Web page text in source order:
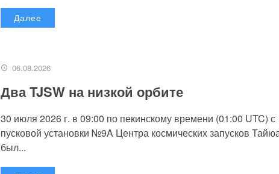
Далее
06.08.2026
Два TJSW на низкой орбите
30 июля 2026 г. в 09:00 по пекинскому времени (01:00 UTC) с
пусковой установки №9A Центра космических запусков
был...